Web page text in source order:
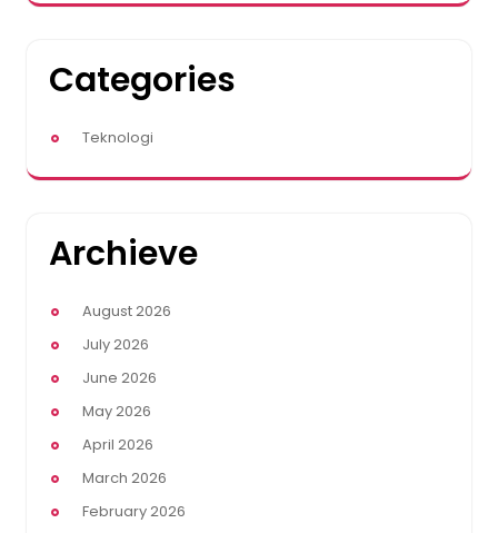
Categories
Teknologi
Archieve
August 2026
July 2026
June 2026
May 2026
April 2026
March 2026
February 2026